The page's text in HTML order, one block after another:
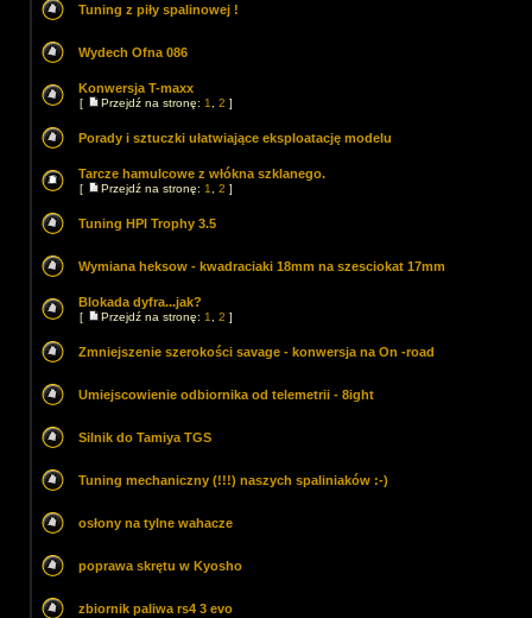
Tuning z piły spalinowej !
Wydech Ofna 086
Konwersja T-maxx
[ Przejdź na stronę: 1 2 ]
Porady i sztuczki ułatwiające eksploatację modelu
Tarcze hamulcowe z włókna szklanego.
[ Przejdź na stronę: 1 2 ]
Tuning HPI Trophy 3.5
Wymiana heksow - kwadraciaki 18mm na szesciokat 17mm
Blokada dyfra...jak?
[ Przejdź na stronę: 1 2 ]
Zmniejszenie szerokości savage - konwersja na On -road
Umiejscowienie odbiornika od telemetrii - 8ight
Silnik do Tamiya TGS
Tuning mechaniczny (!!!) naszych spaliniaków :-)
osłony na tylne wahacze
poprawa skrętu w Kyosho
zbiornik paliwa rs4 3 evo